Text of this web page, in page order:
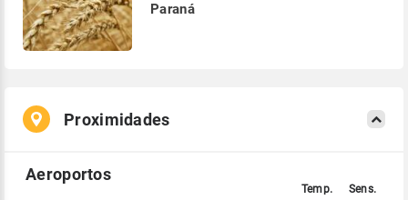
Paraná
Proximidades